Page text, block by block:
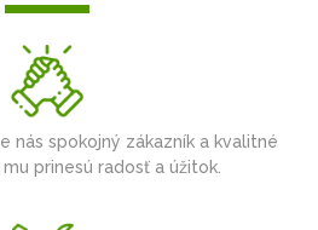
nás spokojný zákazník a kvalitné
prinesú radosť a úžitok.